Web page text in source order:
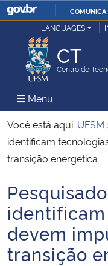
COMUNICA
Ministério da Justiça e
Ministério da Defesa
Ministério das Relações
Ministério da Economia
Ministério da Infraestrutura
Ministério da Agricultura,
Ministério da Educação
LANGUAGES
CT
Centro de
Menu Menu
Você está aqui: UFSM
identificam
transição energética
Início do conteúdo
devem
transição